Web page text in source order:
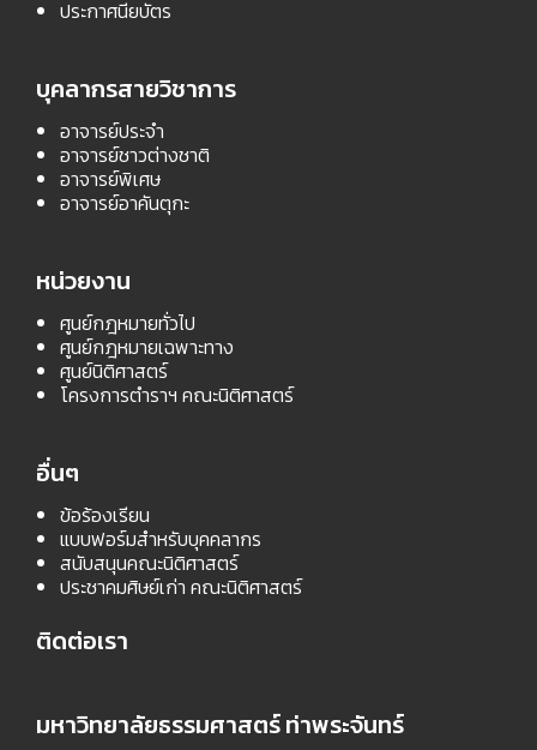
ประกาศนียบัตร
บุคลากรสายวิชาการ
อาจารย์ประจำ
อาจารย์ชาวต่างชาติ
อาจารย์พิเศษ
อาจารย์อาคันตุกะ
หน่วยงาน
ศูนย์กฎหมายทั่วไป
ศูนย์กฎหมายเฉพาะทาง
ศูนย์นิติศาสตร์
โครงการตำราฯ คณะนิติศาสตร์
อื่นๆ
ข้อร้องเรียน
แบบฟอร์มสำหรับบุคคลากร
สนับสนุนคณะนิติศาสตร์
ประชาคมศิษย์เก่า คณะนิติศาสตร์
ติดต่อเรา
มหาวิทยาลัยธรรมศาสตร์ ท่าพระจันทร์